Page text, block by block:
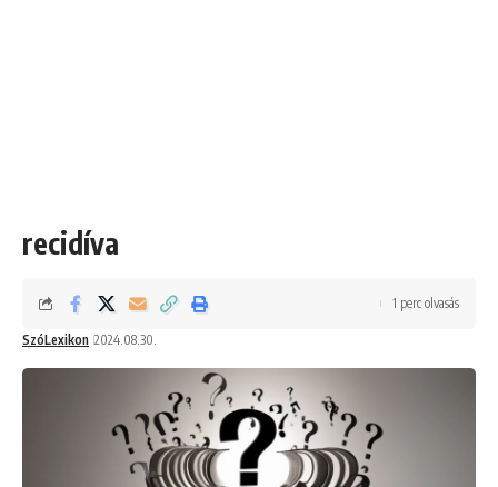
recidíva
SzóLexikon 2024.08.30.
1 perc olvasás